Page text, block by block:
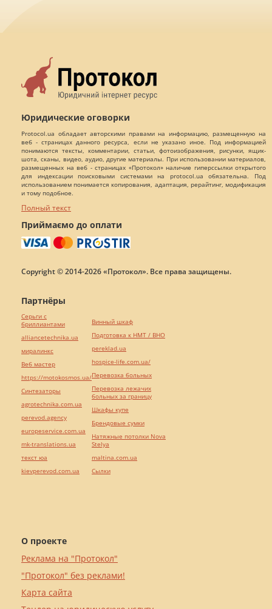
Юридические оговорки
Protocol.ua обладает авторскими правами на информацию, размещенную на
веб - страницах данного ресурса, если не указано иное. Под информацией
понимаются тексты, комментарии, статьи, фотоизображения, рисунки, ящик-
шота, сканы, видео, аудио, другие материалы. При использовании материалов,
размещенных на веб - страницах «Протокол» наличие гиперссылки открытого
для индексации поисковыми системами на protocol.ua обязательна. Под
использованием понимается копирования, адаптация, рерайтинг, модификация
и тому подобное.
Полный текст
Приймаємо до оплати
Copyright © 2014-2026 «Протокол». Все права защищены.
О проекте
Реклама на "Протокол"
"Протокол" без реклами!
Карта сайта
Партнёры
Серьги с
бриллиантами
alliancetechnika.ua
миралинкс
Веб мастер
https://motokosmos.ua/
Синтезаторы
agrotechnika.com.ua
perevod.agency
europeservice.com.ua
mk-translations.ua
текст юа
kievperevod.com.ua
Винный шкаф
Подготовка к НМТ / ВНО
pereklad.ua
hospice-life.com.ua/
Перевозка больных
Перевозка лежачих
больных за границу
Шкафы купе
Брендовые сумки
Натяжные потолки Nova
Stelya
maltina.com.ua
Cылки